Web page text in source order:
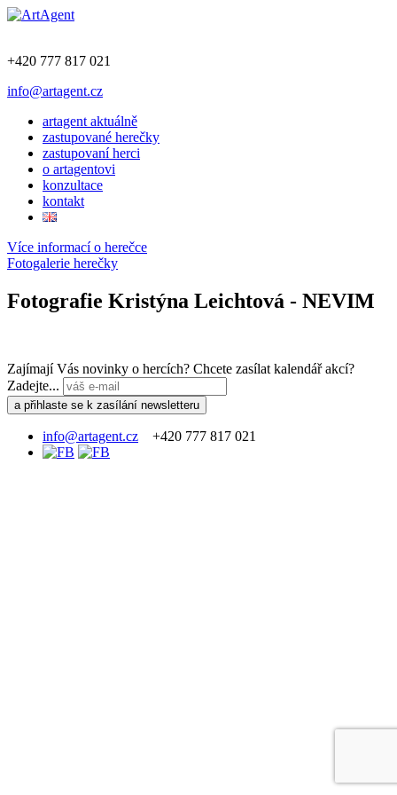
+420 777 817 021
info@artagent.cz
artagent aktuálně
zastupované herečky
zastupovaní herci
o artagentovi
konzultace
kontakt
Více informací o herečce
Fotogalerie herečky
Fotografie Kristýna Leichtová - NEVIM
Zajímají Vás novinky o hercích? Chcete zasílat kalendář akcí?
Zadejte...
info@artagent.cz +420 777 817 021